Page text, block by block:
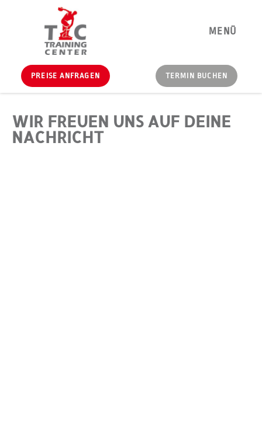
MENÜ
PREISE ANFRAGEN TERMIN BUCHEN
WIR FREUEN UNS AUF DEINE
NACHRICHT